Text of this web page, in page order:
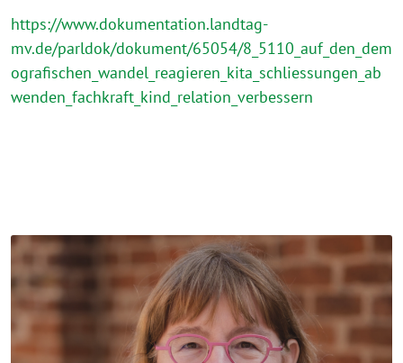
https://www.dokumentation.landtag-
mv.de/parldok/dokument/65054/8_5110_auf_den_dem
ografischen_wandel_reagieren_kita_schliessungen_ab
wenden_fachkraft_kind_relation_verbessern